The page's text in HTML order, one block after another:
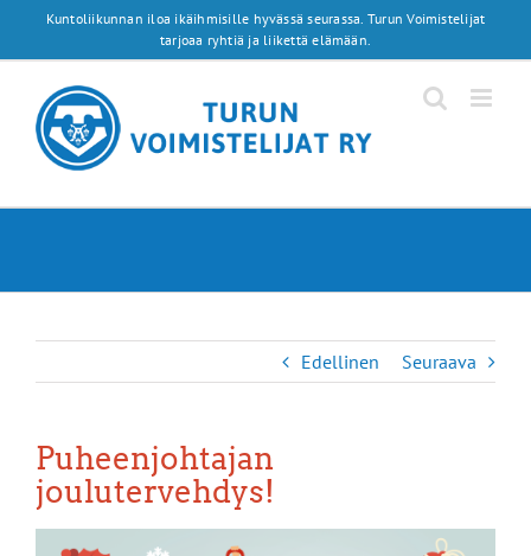
Kuntoliikunnan iloa ikäihmisille hyvässä seurassa. Turun Voimistelijat
tarjoaa ryhtiä ja liikettä elämään.
Edellinen Seuraava
Puheenjohtajan
joulutervehdys!
Katso